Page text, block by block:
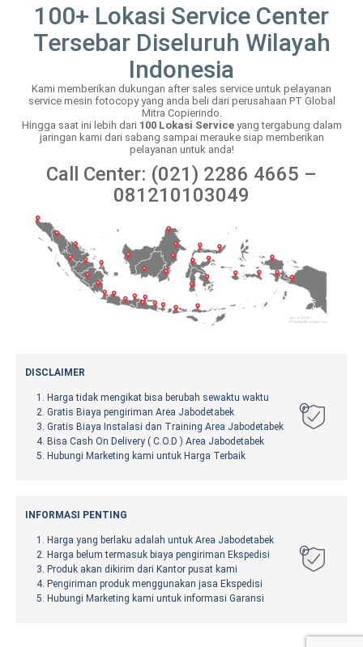
100+ Lokasi Service Center
Tersebar Diseluruh Wilayah
Indonesia
Kami memberikan dukungan after sales service untuk pelayanan
service mesin fotocopy yang anda beli dari perusahaan PT Global
Mitra Copierindo.
Hingga saat ini lebih dari 100 Lokasi Serviceyang tergabung dalam
jaringan kami dari sabang sampai merauke siap memberikan
pelayanan untuk anda!
Call Center: (021) 2286 4665 –
081210103049
DISCLAIMER
Harga tidak mengikat bisa berubah sewaktu waktu
Gratis Biaya pengiriman Area Jabodetabek
Gratis Biaya Instalasi dan Training Area Jabodetabek
Bisa Cash On Delivery ( C.O.D ) Area Jabodetabek
Hubungi Marketing kami untuk Harga Terbaik
INFORMASI PENTING
Harga yang berlaku adalah untuk Area Jabodetabek
Harga belum termasuk biaya pengiriman Ekspedisi
Produk akan dikirim dari Kantor pusat kami
Pengiriman produk menggunakan jasa Ekspedisi
Hubungi Marketing kami untuk informasi Garansi